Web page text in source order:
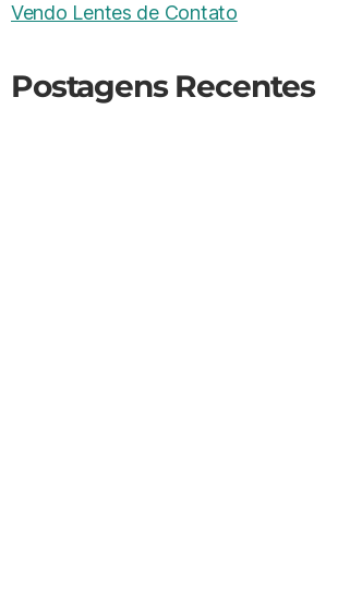
Vendo Lentes de Contato
Postagens Recentes